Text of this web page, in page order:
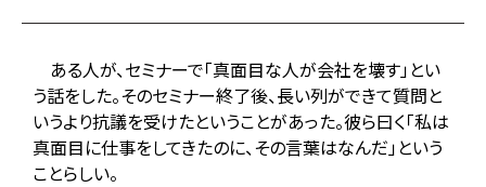
ある人が、セミナーで「真面目な人が会社を壊す」とい
う話をした。そのセミナー終了後、長い列ができて質問と
いうより抗議を受けたということがあった。彼ら曰く「私は
真面目に仕事をしてきたのに、その言葉はなんだ」という
ことらしい。